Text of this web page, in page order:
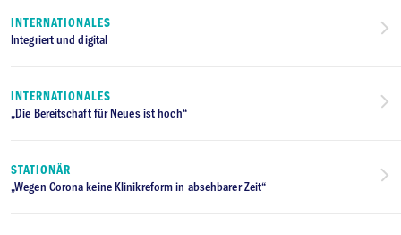
INTERNATIONALES
Integriert und digital
INTERNATIONALES
„Die Bereitschaft für Neues ist hoch“
STATIONÄR
„Wegen Corona keine Klinikreform in absehbarer Zeit“